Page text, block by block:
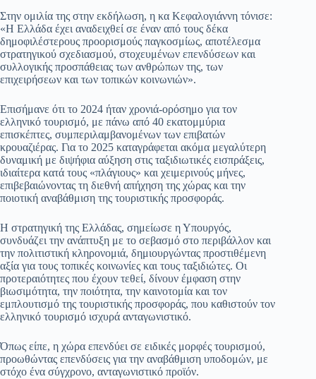
Στην ομιλία της στην εκδήλωση, η κα Κεφαλογιάννη τόνισε:
«Η Ελλάδα έχει αναδειχθεί σε έναν από τους δέκα
δημοφιλέστερους προορισμούς παγκοσμίως, αποτέλεσμα
στρατηγικού σχεδιασμού, στοχευμένων επενδύσεων και
συλλογικής προσπάθειας των ανθρώπων της, των
επιχειρήσεων και των τοπικών κοινωνιών».
Επισήμανε ότι το 2024 ήταν χρονιά-ορόσημο για τον
ελληνικό τουρισμό, με πάνω από 40 εκατομμύρια
επισκέπτες, συμπεριλαμβανομένων των επιβατών
κρουαζιέρας. Για το 2025 καταγράφεται ακόμα μεγαλύτερη
δυναμική με διψήφια αύξηση στις ταξιδιωτικές εισπράξεις,
ιδιαίτερα κατά τους «πλάγιους» και χειμερινούς μήνες,
επιβεβαιώνοντας τη διεθνή απήχηση της χώρας και την
ποιοτική αναβάθμιση της τουριστικής προσφοράς.
Η στρατηγική της Ελλάδας, σημείωσε η Υπουργός,
συνδυάζει την ανάπτυξη με το σεβασμό στο περιβάλλον και
την πολιτιστική κληρονομιά, δημιουργώντας προστιθέμενη
αξία για τους τοπικές κοινωνίες και τους ταξιδιώτες. Οι
προτεραιότητες που έχουν τεθεί, δίνουν έμφαση στην
βιωσιμότητα, την ποιότητα, την καινοτομία και τον
εμπλουτισμό της τουριστικής προσφοράς, που καθιστούν τον
ελληνικό τουρισμό ισχυρά ανταγωνιστικό.
Όπως είπε, η χώρα επενδύει σε ειδικές μορφές τουρισμού,
προωθώντας επενδύσεις για την αναβάθμιση υποδομών, με
στόχο ένα σύγχρονο, ανταγωνιστικό προϊόν.